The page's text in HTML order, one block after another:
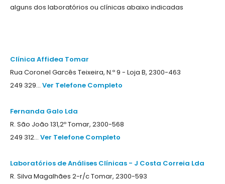
alguns dos laboratórios ou clínicas abaixo indicadas
Clínica Affidea Tomar
Rua Coronel Garcês Teixeira, N.º 9 - Loja B, 2300-463
249 329... Ver Telefone Completo
Fernanda Galo Lda
R. São João 131,2º Tomar, 2300-568
249 312... Ver Telefone Completo
Laboratórios de Análises Clínicas - J Costa Correia Lda
R. Silva Magalhães 2-r/c Tomar, 2300-593